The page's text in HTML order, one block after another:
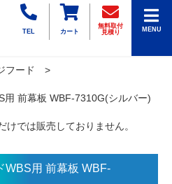
TEL カート
無料取付
見積り
MENU
フード
用 前幕板 WBF-7310G(シルバー)
では販売しておりません。
WBS用 前幕板 WBF-